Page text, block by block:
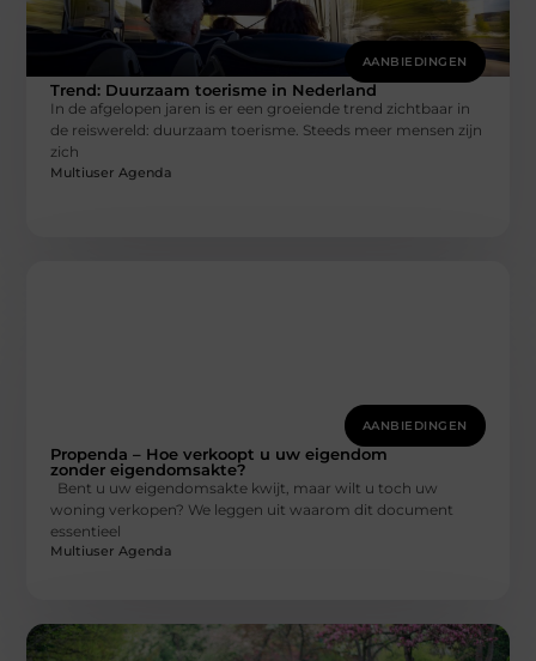
AANBIEDINGEN
Trend: Duurzaam toerisme in Nederland
In de afgelopen jaren is er een groeiende trend zichtbaar in
de reiswereld: duurzaam toerisme. Steeds meer mensen zijn
zich
Multiuser Agenda
AANBIEDINGEN
Propenda – Hoe verkoopt u uw eigendom
zonder eigendomsakte?
Bent u uw eigendomsakte kwijt, maar wilt u toch uw
woning verkopen? We leggen uit waarom dit document
essentieel
Multiuser Agenda